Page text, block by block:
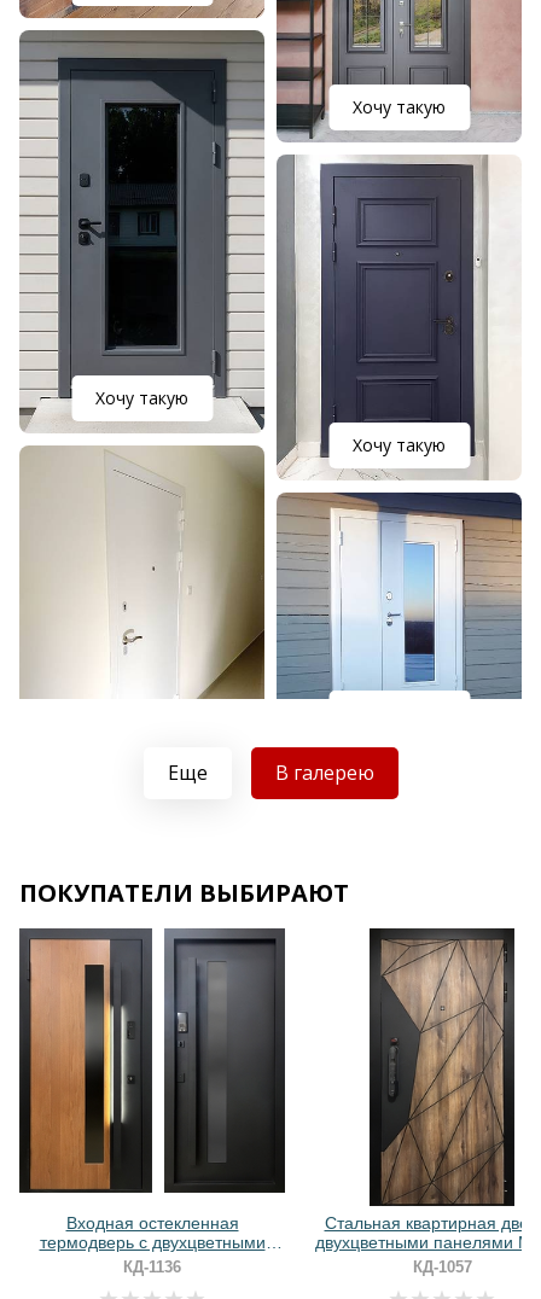
Хочу такую
Хочу такую
Хочу такую
Хочу такую
Хочу такую
Хочу такую
Еще В галерею
ПОКУПАТЕЛИ ВЫБИРАЮТ
Входная остекленная
термодверь с двухцветными
панелями МДФ и длинной
ручкой с LED-подсветкой
КД-1136
Стальная квартирная
двухцветными панелями
биометрическим замком
КД-1057